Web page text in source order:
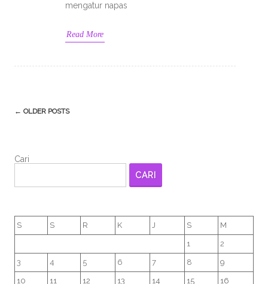
mengatur napas
Read More
Post
← OLDER POSTS
Cari
CARI
S S R K J S M
1 2
3 4 5 6 7 8 9
10 11 12 13 14 15 16